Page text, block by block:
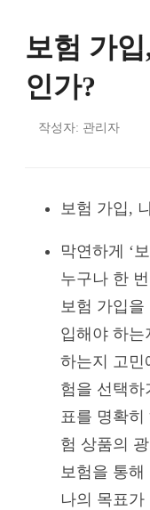
보험 가
인가?
작성자: 관리자
보험 가입,
막연하게 ‘
누구나 한
보험 가입
입해야 하
하는지 고민
험을 선택하
표를 명확히
험 상품의
보험을 통해
나의 목표